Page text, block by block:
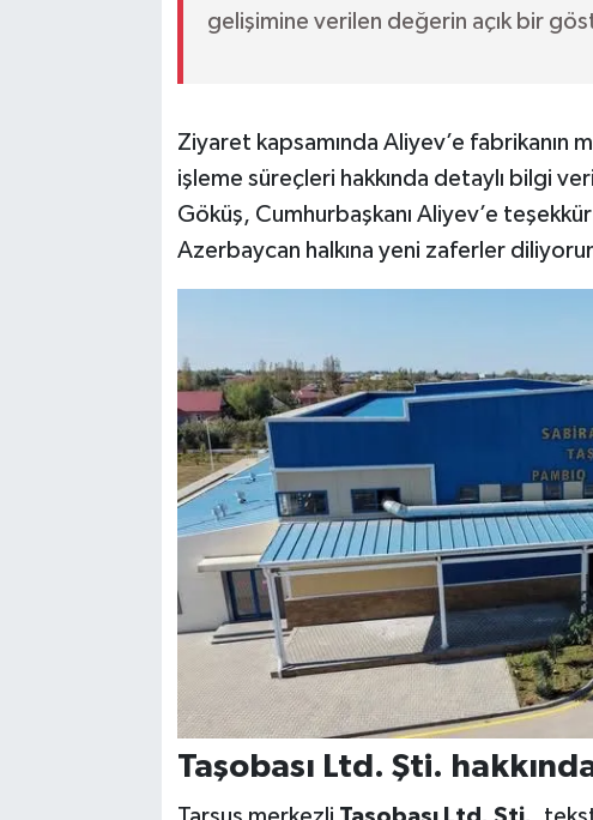
gelişimine verilen değerin açık bir
Ziyaret kapsamında Aliyev’e fabrikanın
işleme süreçleri hakkında detaylı bilgi
Göküş, Cumhurbaşkanı Aliyev’e
Azerbaycan halkına yeni zaferler
Taşobası Ltd. Şti.